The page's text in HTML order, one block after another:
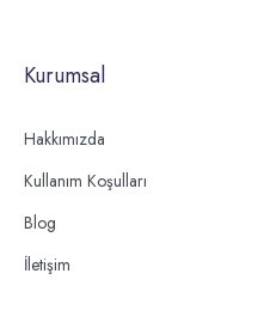
Kurumsal
Hakkımızda
Kullanım Koşulları
Blog
İletişim